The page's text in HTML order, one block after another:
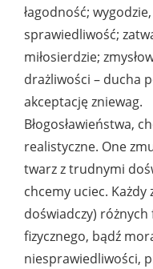
łagodność;
sprawiedliwość;
miłosierdzie;
drażliwości – ducha
akceptację zniewag.
Błogosławieństwa,
realistyczne. One
twarz z trudnymi
chcemy uciec. Każdy
doświadczy)
fizycznego, bądź
niesprawiedliwości,